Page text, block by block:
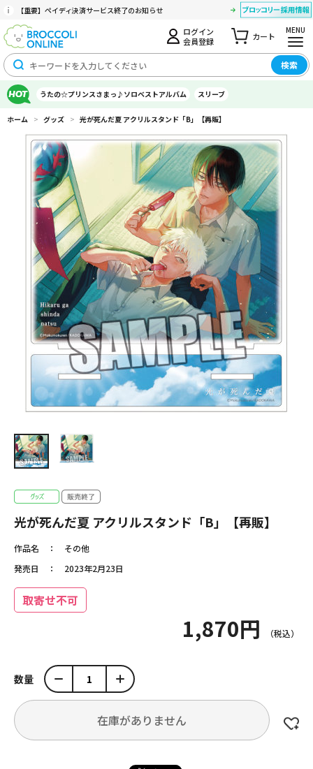
【重要】ペイディ決済サービス終了のお知らせ
ログイン
会員登録
カート
MENU
検索
うたの☆プリンスさまっ♪ソロベストアルバム スリーブ
ホーム > グッズ > 光が死んだ夏 アクリルスタンド「B」【再販】
光が死んだ夏 アクリルスタンド「B」【再販】
作品名
その他
発売日
2023年2月23日
取寄せ不可
1,870円
数量
在庫がありません